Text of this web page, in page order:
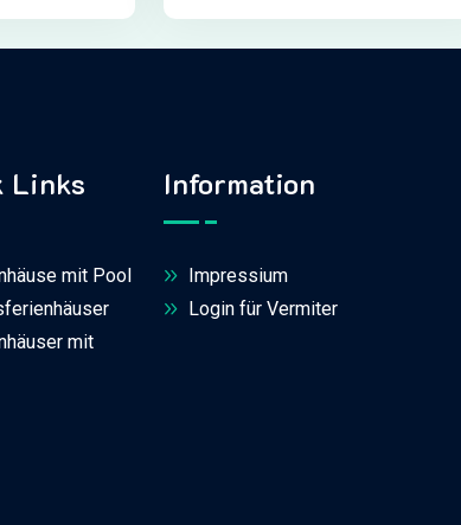
Links
mit Pool
mit
Information
Impressium
Login für Vermiter